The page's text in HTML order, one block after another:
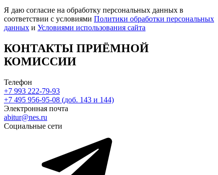
Я даю согласие на обработку персональных данных в
соответствии с условиями Политики обработки персональных
данных и Условиями использования сайта
КОНТАКТЫ ПРИЁМНОЙ
КОМИССИИ
Телефон
+7 993 222-79-93
+7 495 956-95-08 (доб. 143 и 144)
Электронная почта
abitur@nes.ru
Социальные сети